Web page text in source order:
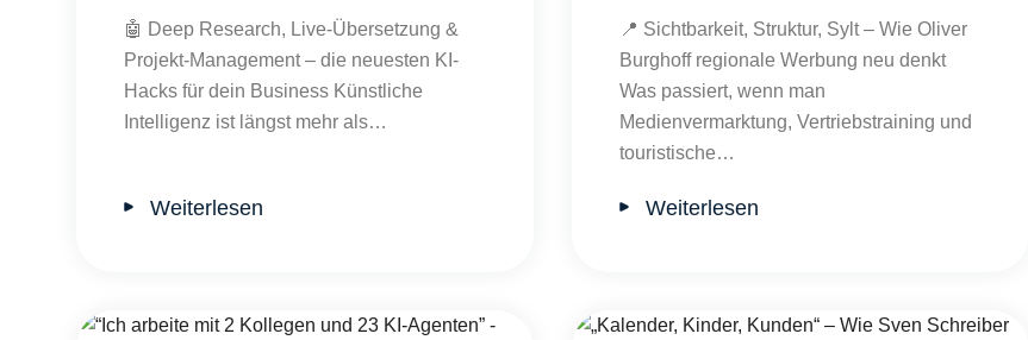
🤖 Deep Research, Live-Übersetzung &
Projekt-Management – die neuesten KI-
Hacks für dein Business Künstliche
Intelligenz ist längst mehr als…
Weiterlesen
📍 Sichtbarkeit, Struktur, Sylt – Wie Oliver
Burghoff regionale Werbung neu denkt
Was passiert, wenn man
Medienvermarktung, Vertriebstraining und
touristische…
Weiterlesen